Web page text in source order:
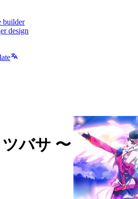
builder
design
バサ 〜 the end